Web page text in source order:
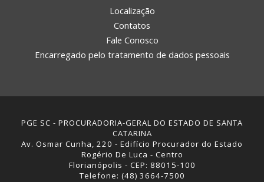
Localização
Contatos
Fale Conosco
Encarregado pelo tratamento de dados pessoais
PGE SC - PROCURADORIA-GERAL DO ESTADO DE SANTA
CATARINA
Av. Osmar Cunha, 220 - Edifício Procurador do Estado
Rogério De Luca - Centro
Florianópolis - CEP: 88015-100
Telefone: (48) 3664-7500